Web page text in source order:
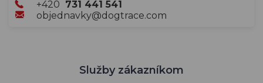
+420 731 441 541
objednavky@dogtrace.com
Služby zákazníkom